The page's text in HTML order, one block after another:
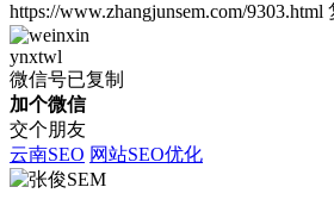
https://www.zhangjunsem.com/9303.html
ynxtwl
微信号已复制
加个微信
交个朋友
云南SEO 网站SEO优化